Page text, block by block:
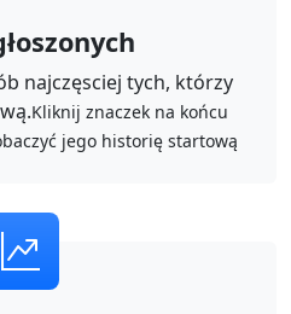
najczęsciej tych, którzy
Kliknij znaczek na końcu
jego historię startową